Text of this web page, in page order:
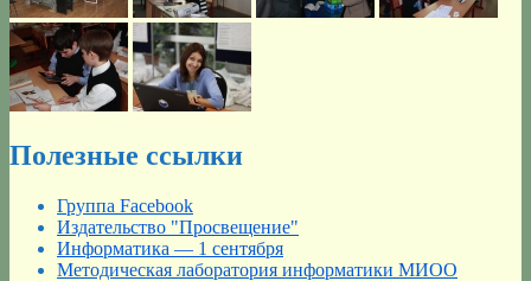
Полезные ссылки
Группа Facebook
Издательство "Просвещение"
Информатика — 1 сентября
Методическая лаборатория информатики МИОО